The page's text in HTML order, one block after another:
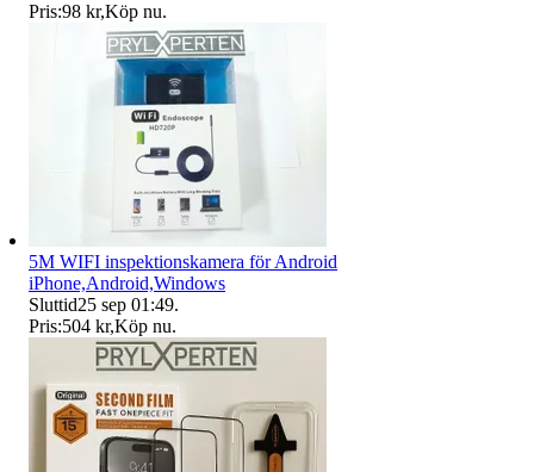
Pris:98 kr,Köp nu.
5M WIFI inspektionskamera för Android
iPhone,Android,Windows
Sluttid25 sep 01:49.
Pris:504 kr,Köp nu.